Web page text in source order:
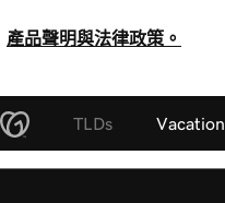
產品聲明與法律政策。
TLDs